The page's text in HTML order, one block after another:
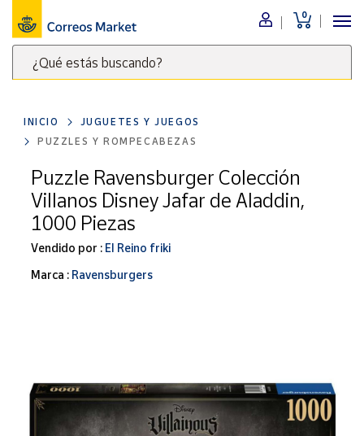
0
¿Qué estás buscando?
clave
para
buscar
productos
Correos
Market
Menú
Nuestro
catálogo
Alimentación
Ocio y cultura
Juguetes y
juegos
Libros y
Oficina y
INICIO
JUGUETES Y JUEGOS
PUZZLES Y ROMPECABEZAS
Puzzle Ravensburger Colección
Villanos Disney Jafar de Aladdin,
1000 Piezas
Vendido por : El Reino friki
Marca : Ravensburgers